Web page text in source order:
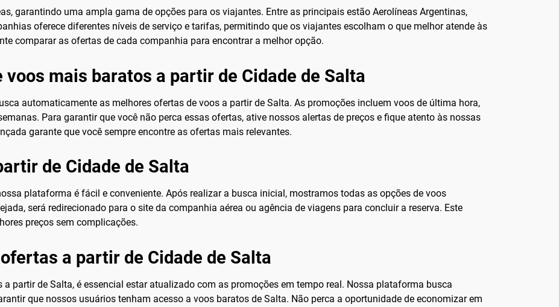
garantindo uma ampla gama de opções para os viajantes. Entre as principais estão Aerolíneas Argentinas,
oferece diferentes níveis de serviço e tarifas, permitindo que os viajantes escolham o que melhor atende às
comparar as ofertas de cada companhia para encontrar a melhor opção.
voos mais baratos a partir de Cidade de Salta
automaticamente as melhores ofertas de voos a partir de Salta. As promoções incluem voos de última hora,
Para garantir que você não perca essas ofertas, ative nossos alertas de preços e fique atento às nossas
garante que você sempre encontre as ofertas mais relevantes.
de Cidade de Salta
plataforma é fácil e conveniente. Após realizar a busca inicial, mostramos todas as opções de voos
será redirecionado para o site da companhia aérea ou agência de viagens para concluir a reserva. Este
preços sem complicações.
a partir de Cidade de Salta
a partir de Salta, é essencial estar atualizado com as promoções em tempo real. Nossa plataforma busca
que nossos usuários tenham acesso a voos baratos de Salta. Não perca a oportunidade de economizar em